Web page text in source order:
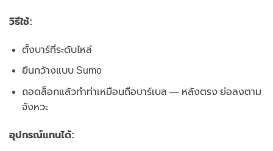
วิธีใช้:
ตั้งบาร์ที่ระดับไหล่
ยืนกว้างแบบ Sumo
ถอดล็อกแล้วทำท่าเหมือนถือบาร์เบล — หลังตรง ย่อลงตาม
จังหวะ
อุปกรณ์แทนได้: